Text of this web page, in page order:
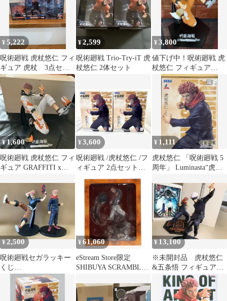
¥5,222
呪術廻戦 虎杖悠仁 フィ
ギュア 虎杖 3点セッ
ト
¥2,599
呪術廻戦 Trio-Try-iT 虎
杖悠仁 2体セット
¥3,800
値下げ中！呪術廻戦 虎
杖悠仁 フィギュア
SEGA
¥1,600
呪術廻戦 虎杖悠仁 フィ
ギュア GRAFFITI x
¥3,600
呪術廻戦 /虎杖悠仁 /フ
ィギュア 2点セット
（ラウンドワン限定）
¥ 1,111
虎杖悠仁 「呪術廻戦 5
周年」 Luminasta“虎杖
定
¥2,500
呪術廻戦セガラッキー
くじ
SPLASHA✖️BATTLE
Re:呪魂ノ型 虎杖悠仁
¥ 61,060
eStream Store限定
SHIBUYA SCRAMBLE
どりゆうじ) 呪術廻戦
1/7 完成品 フィギュア
¥13,100
※未開封品 虎杖悠仁
&五条悟 フィギュアセ
ット